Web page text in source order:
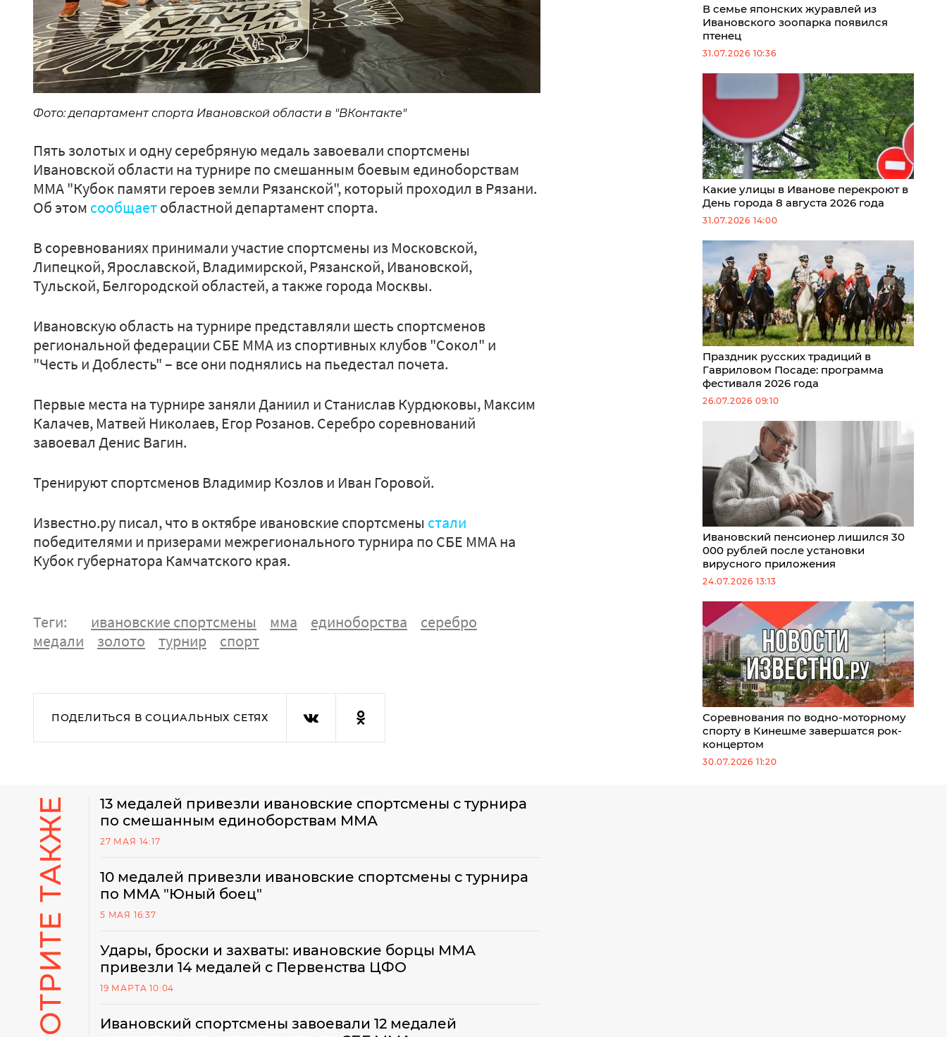
Фото: департамент спорта Ивановской области в "ВКонтакте"
Пять золотых и одну серебряную медаль завоевали спортсмены
Ивановской области на турнире по смешанным боевым единоборствам
ММА "Кубок памяти героев земли Рязанской", который проходил в Рязани.
Об этом сообщаетобластной департамент спорта.
В соревнованиях принимали участие спортсмены из Московской,
Липецкой, Ярославской, Владимирской, Рязанской, Ивановской,
Тульской, Белгородской областей, а также города Москвы.
Ивановскую область на турнире представляли шесть спортсменов
региональной федерации СБЕ ММА из спортивных клубов "Сокол" и
"Честь и Доблесть" – все они поднялись на пьедестал почета.
Первые места на турнире заняли Даниил и Станислав Курдюковы, Максим
Калачев, Матвей Николаев, Егор Розанов. Серебро соревнований
завоевал Денис Вагин.
Тренируют спортсменов Владимир Козлов и Иван Горовой.
Известно.ру писал, что в октябре ивановские спортсмены стали
победителями и призерами межрегионального турнира по СБЕ ММА на
Кубок губернатора Камчатского края.
Теги: ивановские спортсмены мма единоборства
серебро
медали
золото турнир спорт
ПОДЕЛИТЬСЯ В СОЦИАЛЬНЫХ СЕТЯХ
В семье японских журавлей из
Ивановского зоопарка появился
птенец
31.07.2026 10:36
Какие улицы в Иванове перекроют в
День города 8 августа 2026 года
31.07.2026 14:00
Праздник русских традиций в
Гавриловом Посаде: программа
фестиваля 2026 года
26.07.2026 09:10
Ивановский пенсионер лишился 30
000 рублей после установки
вирусного приложения
24.07.2026 13:13
Соревнования по водно-моторному
спорту в Кинешме завершатся рок-
концертом
30.07.2026 11:20
СМОТРИТЕ ТАКЖЕ
13 медалей привезли ивановские спортсмены с турнира
по смешанным единоборствам ММА
27 МАЯ 14:17
10 медалей привезли ивановские спортсмены с турнира
по ММА "Юный боец"
5 МАЯ 16:37
Удары, броски и захваты: ивановские борцы ММА
привезли 14 медалей с Первенства ЦФО
19 МАРТА 10:04
Ивановский спортсмены завоевали 12 медалей